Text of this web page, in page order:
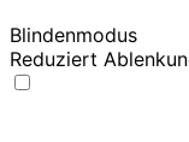
Blindenmodus
Reduziert